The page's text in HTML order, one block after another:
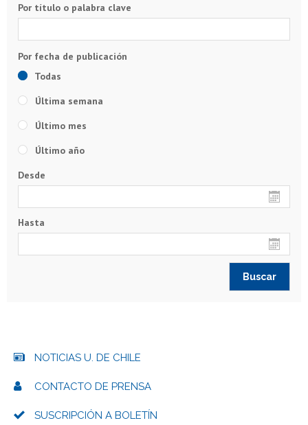
Por título o palabra clave
Todas
Última semana
Último mes
Último año
Desde
Hasta
NOTICIAS U. DE CHILE
CONTACTO DE PRENSA
SUSCRIPCIÓN A BOLETÍN